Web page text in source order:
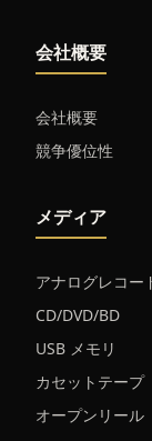
会社概要
会社概要
競争優位性
メディア
アナログレコー
CD/DVD/BD
USB メモリ
カセットテープ
オープンリール